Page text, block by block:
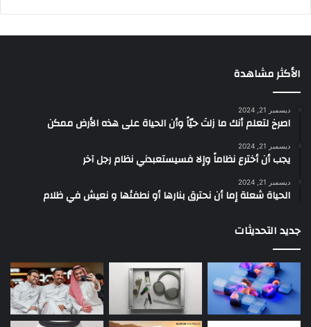
الأكثر مشاهدة
ديسمبر 21, 2024
‫اصرخ لتعلم أنك ما زلتَ حيّاً وأن الحياة على هذه الأرض ممكن
ديسمبر 21, 2024
يجب أن أخترع نظاماً وإلا فسيستعبدني نظام رجل آخر
ديسمبر 21, 2024
الحياة شعلة إما أن نحترق بنارها أو نطفئها و نعيش في ظلام
جديد التحديثات